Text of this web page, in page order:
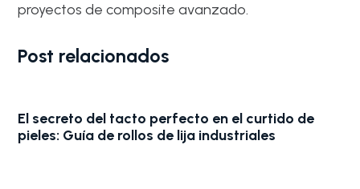
proyectos de composite avanzado.
Post relacionados
El secreto del tacto perfecto en el curtido de
pieles: Guía de rollos de lija industriales